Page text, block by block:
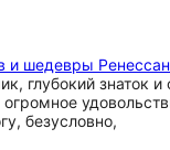
и шедевры
глубокий знаток и
безусловно,